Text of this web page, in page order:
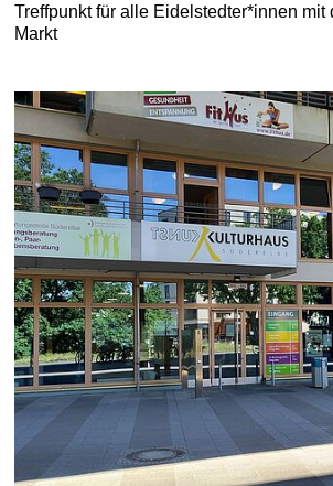
Treffpunkt für alle Eidelstedter*innen mit
Markt